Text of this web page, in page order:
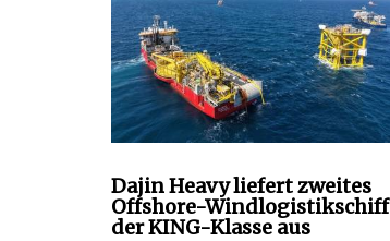
Dajin Heavy liefert zweites
Offshore-Windlogistikschiff
der KING-Klasse aus